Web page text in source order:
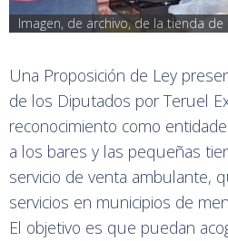
Imagen, de archivo, de la tienda
Una Proposición de Ley
de los Diputados por Teruel
reconocimiento como
a los bares y las pequeñas
servicio de venta ambulante,
servicios en municipios de
El objetivo es que puedan